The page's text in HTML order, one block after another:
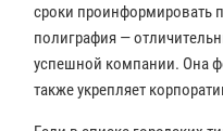
сроки проинформировать
полиграфия —
успешной компании. Она
также укрепляет